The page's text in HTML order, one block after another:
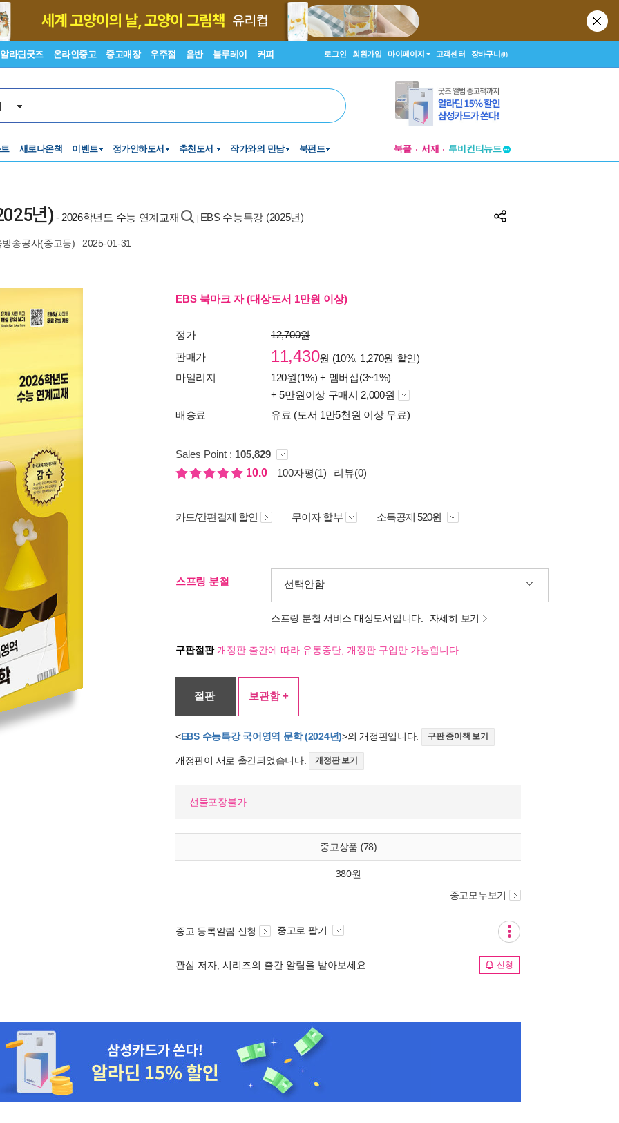
알라딘굿즈 온라인중고 중고매장 우주점 음반 블루레이 커피 로그인 회원가입 마이페이지 고객센터 장바구니(0)
새로나온책 이벤트 정가인하도서 추천도서 작가와의 만남 북펀드 북플 서재
투비컨티뉴드
년) - 2026학년도 수능 연계교재 EBS 수능특강 (2025년)
송공사(중고등) 2025-01-31
EBS 북마크 자 (대상도서 1만원 이상)
정가
12,700원
판매가
11,430원 (10%, 1,270원 할인)
마일리지
120원(1%) + 멤버십(3~1%)
+ 5만원이상 구매시 2,000원
배송료
유료 (도서 1만5천원 이상 무료)
Sales Point : 105,829
10.0
100자평(1) 리뷰(0)
카드/간편결제 할인 무이자 할부 소득공제 520원
스프링 분철 선택안함
스프링 분철 서비스 대상도서입니다. 자세히 보기
구판절판개정판 출간에 따라 유통중단, 개정판 구입만 가능합니다.
절판 보관함 +
<EBS 수능특강 국어영역 문학 (2024년)>의 개정판입니다. 구판 종이책 보기
개정판이 새로 출간되었습니다. 개정판 보기
선물포장불가
중고상품 (78)
380원
중고모두보기
중고 등록알림 신청 중고로 팔기
관심 저자, 시리즈의 출간 알림을 받아보세요 신청